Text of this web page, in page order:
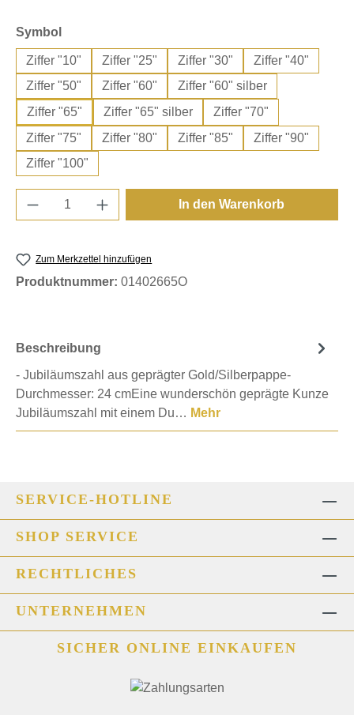
Symbol auswählen
Ziffer "10" Ziffer "25" Ziffer "30"
Ziffer "40"
Ziffer "50"
Ziffer "60"
Ziffer "60" silber
Ziffer "65"
Ziffer "65" silber
Ziffer "70"
Ziffer "75"
Ziffer "80" Ziffer "85"
Ziffer "90"
Ziffer "100"
Produkt Anzahl: Gib den gewünschten
In den Warenkorb
Zum Merkzettel hinzufügen
Produktnummer: 01402665O
Beschreibung
- Jubiläumszahl aus geprägter Gold/Silberpappe-
Durchmesser: 24 cmEine wunderschön geprägte Kunze
Jubiläumszahl mit einem Du… Mehr
SERVICE-HOTLINE
SHOP SERVICE
RECHTLICHES
UNTERNEHMEN
SICHER ONLINE EINKAUFEN